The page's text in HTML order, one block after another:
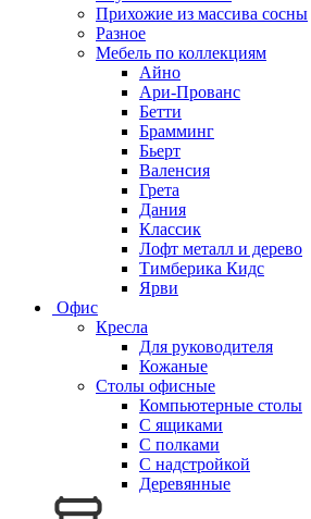
Прихожие из массива сосны
Разное
Мебель по коллекциям
Айно
Ари-Прованс
Бетти
Брамминг
Бьерт
Валенсия
Грета
Дания
Классик
Лофт металл и дерево
Тимберика Кидс
Ярви
Офис
Кресла
Для руководителя
Кожаные
Столы офисные
Компьютерные столы
С ящиками
С полками
С надстройкой
Деревянные